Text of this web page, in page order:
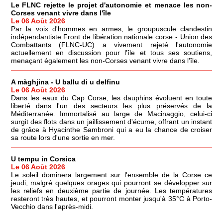
Le FLNC rejette le projet d'autonomie et menace les non-
Corses venant vivre dans l'île
Le 06 Août 2026
Par la voix d'hommes en armes, le groupuscule clandestin
indépendantiste Front de libération nationale corse - Union des
Combattants (FLNC-UC) a vivement rejeté l'autonomie
actuellement en discussion pour l'île et tous ses soutiens,
menaçant également les non-Corses venant vivre dans l'île.
A màghjina - U ballu di u delfinu
Le 06 Août 2026
Dans les eaux du Cap Corse, les dauphins évoluent en toute
liberté dans l'un des secteurs les plus préservés de la
Méditerranée. Immortalisé au large de Macinaggio, celui-ci
surgit des flots dans un jaillissement d'écume, offrant un instant
de grâce à Hyacinthe Sambroni qui a eu la chance de croiser
sa route lors d'une sortie en mer.
U tempu in Corsica
Le 06 Août 2026
Le soleil dominera largement sur l'ensemble de la Corse ce
jeudi, malgré quelques orages qui pourront se développer sur
les reliefs en deuxième partie de journée. Les températures
resteront très hautes, et pourront monter jusqu'à 35°C à Porto-
Vecchio dans l'après-midi.